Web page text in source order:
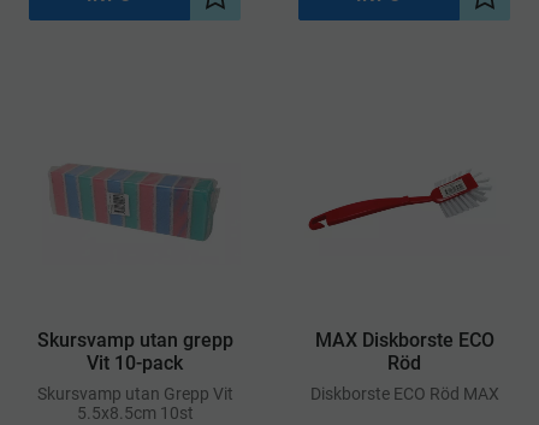
Lägg till i önskelista Lägg
Skursvamp utan grepp
Vit 10-pack
​Skursvamp utan Grepp Vit
5.5x8.5cm 10st
MAX Diskborste ECO
Röd
​Diskborste ECO Röd MAX